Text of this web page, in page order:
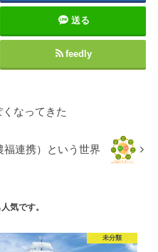
送る
feedly
なってきた
福連携）という世界
気です。
未分類